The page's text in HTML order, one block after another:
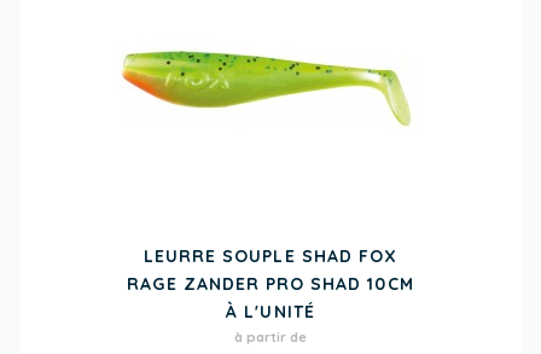
LEURRE SOUPLE SHAD FOX
RAGE ZANDER PRO SHAD 10CM
À L'UNITÉ
Prix
à partir de